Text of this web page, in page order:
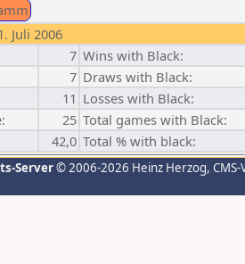
Juli 2006
7 Wins with Black:
7 Draws with Black:
11 Losses with Black:
25 Total games with Black:
42,0 Total % with black:
Server© 2006-2026 Heinz Herzog,